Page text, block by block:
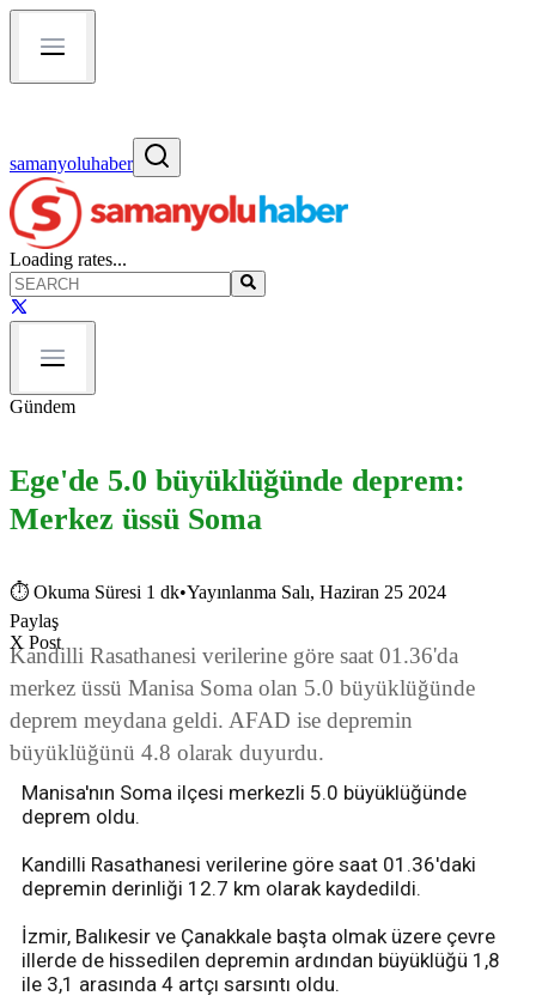
samanyoluhaber
Loading rates...
Gündem
Ege'de 5.0 büyüklüğünde deprem:
Merkez üssü Soma
⏱ Okuma Süresi 1 dk•Yayınlanma Salı, Haziran 25 2024
Paylaş
X Post
Kandilli Rasathanesi verilerine göre saat 01.36'da
merkez üssü Manisa Soma olan 5.0 büyüklüğünde
deprem meydana geldi. AFAD ise depremin
büyüklüğünü 4.8 olarak duyurdu.
Manisa'nın Soma ilçesi merkezli 5.0 büyüklüğünde
deprem oldu.
Kandilli Rasathanesi verilerine göre saat 01.36'daki
depremin derinliği 12.7 km olarak kaydedildi.
İzmir, Balıkesir ve Çanakkale başta olmak üzere çevre
illerde de hissedilen depremin ardından büyüklüğü 1,8
ile 3,1 arasında 4 artçı sarsıntı oldu.